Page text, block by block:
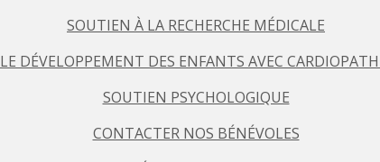
SOUTIEN À LA RECHERCHE MÉDICALE
LE DÉVELOPPEMENT DES ENFANTS AVEC
SOUTIEN PSYCHOLOGIQUE
CONTACTER NOS BÉNÉVOLES